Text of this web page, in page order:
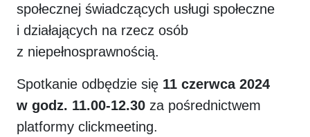
społecznej świadczących usługi społeczne
i działających na rzecz osób
z niepełnosprawnością.
Spotkanie odbędzie się 11 czerwca 2024
w godz. 11.00-12.30 za pośrednictwem
platformy clickmeeting.